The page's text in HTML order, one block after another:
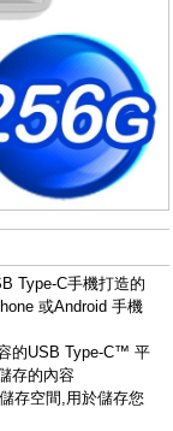
Type-C手機打造的
或Android 手機
的USB Type-C™ 平
存的內容
存空間,用於儲存您